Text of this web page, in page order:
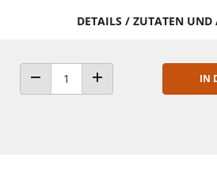
DETAILS / ZUTATEN UND
ANZAHL VERRINGERNANZAHL ERHÖHEN
IN